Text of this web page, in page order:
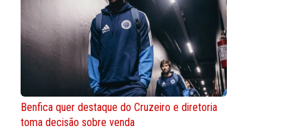
Benfica quer destaque do Cruzeiro e diretoria
toma decisão sobre venda